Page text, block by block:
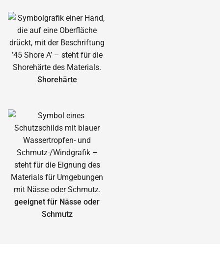
Shorehärte
geeignet für Nässe oder
Schmutz